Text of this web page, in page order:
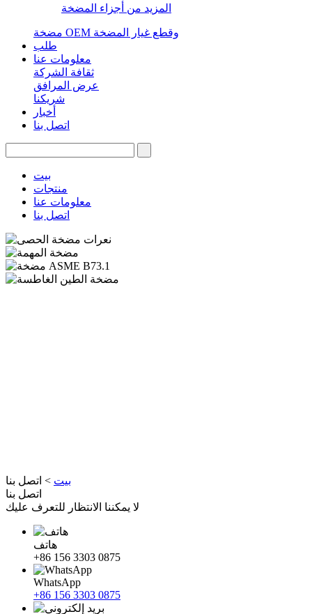
المزيد من أجزاء المضخة
مضخة OEM وقطع غيار المضخة
طلب
معلومات عنا
ثقافة الشركة
عرض المرافق
شريكنا
أخبار
اتصل بنا
بيت
منتجات
معلومات عنا
اتصل بنا
بيت > اتصل بنا
اتصل بنا
لا يمكننا الانتظار للتعرف عليك
هاتف
+86 156 3303 0875
WhatsApp
+86 156 3303 0875